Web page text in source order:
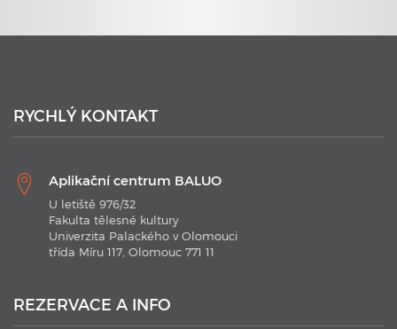
21. 1. 2020
technologií 2020
RYCHLÝ KONTAKT
Aplikační centrum BALUO
U letiště 976/32
Fakulta tělesné kultury
Univerzita Palackého v Olomouci
třída Míru 117, Olomouc 771 11
REZERVACE A INFO